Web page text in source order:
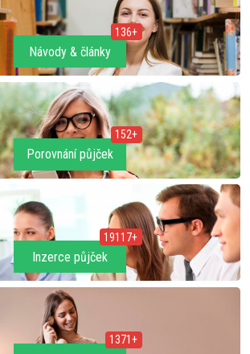
Návody & články
136+
Porovnání půjček
152+
Inzerce půjček
19117+
1371+